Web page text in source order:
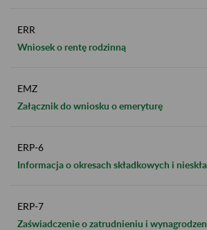
ERR
Wniosek o rentę rodzinną
EMZ
Załącznik do wniosku o emeryturę
ERP-6
Informacja o okresach składkowych i
ERP-7
Zaświadczenie o zatrudnieniu i